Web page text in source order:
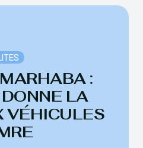
:
LA
VÉHICULES